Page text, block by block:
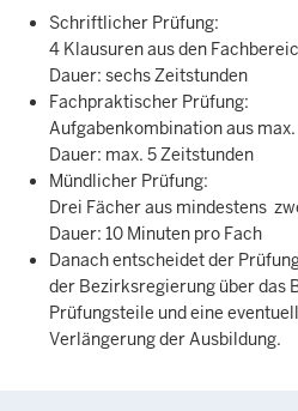
Schriftlicher Prüfung:
4 Klausuren aus den
Dauer: sechs Zeitstunden
Fachpraktischer Prüfung:
Aufgabenkombination aus
Dauer: max. 5 Zeitstunden
Mündlicher Prüfung:
Drei Fächer aus mindestens
Dauer: 10 Minuten pro Fach
Danach entscheidet der
der Bezirksregierung über das
Prüfungsteile und eine
Verlängerung der Ausbildung.